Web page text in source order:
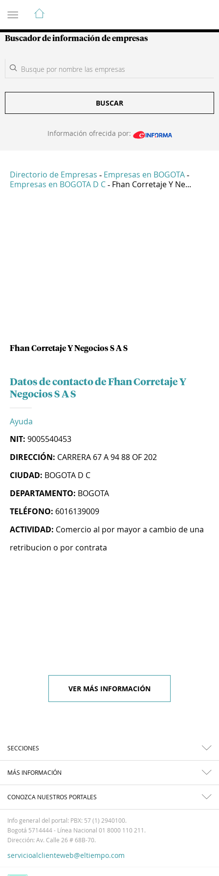
Guía de Empresas Colombianas
Buscador de información de empresas
BUSCAR
Información ofrecida por:
Directorio de Empresas - Empresas en BOGOTA -
Empresas en BOGOTA D C - Fhan Corretaje Y Ne...
Fhan Corretaje Y Negocios S A S
Datos de contacto de Fhan Corretaje Y
Negocios S A S
Ayuda
NIT: 9005540453
DIRECCIÓN: CARRERA 67 A 94 88 OF 202
CIUDAD: BOGOTA D C
DEPARTAMENTO: BOGOTA
TELÉFONO: 6016139009
ACTIVIDAD: Comercio al por mayor a cambio de una
retribucion o por contrata
VER MÁS INFORMACIÓN
SECCIONES
MÁS INFORMACIÓN
CONOZCA NUESTROS PORTALES
Info general del portal: PBX: 57 (1) 2940100.
Bogotá 5714444 - Línea Nacional 01 8000 110 211.
Dirección: Av. Calle 26 # 68B-70.
servicioalclienteweb@eltiempo.com